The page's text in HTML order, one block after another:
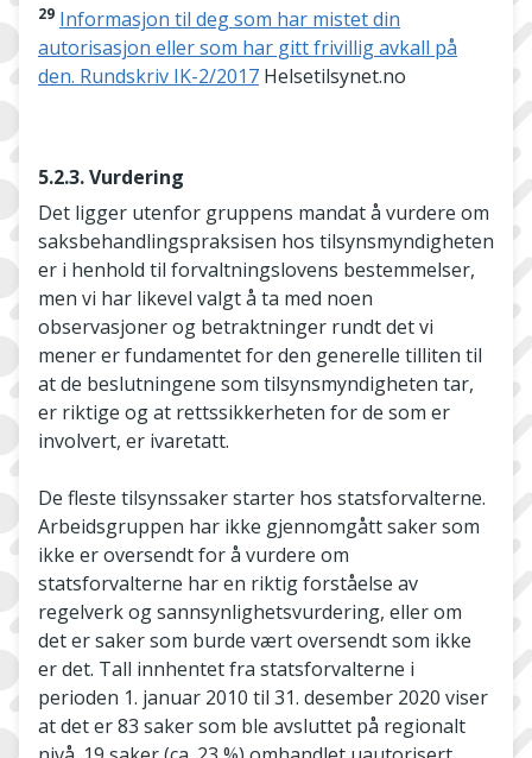
29 Informasjon til deg som har mistet din
autorisasjon eller som har gitt frivillig avkall på
den. Rundskriv IK-2/2017 Helsetilsynet.no
5.2.3. Vurdering
Det ligger utenfor gruppens mandat å vurdere om
saksbehandlingspraksisen hos tilsynsmyndigheten
er i henhold til forvaltningslovens bestemmelser,
men vi har likevel valgt å ta med noen
observasjoner og betraktninger rundt det vi
mener er fundamentet for den generelle tilliten til
at de beslutningene som tilsynsmyndigheten tar,
er riktige og at rettssikkerheten for de som er
involvert, er ivaretatt.
De fleste tilsynssaker starter hos statsforvalterne.
Arbeidsgruppen har ikke gjennomgått saker som
ikke er oversendt for å vurdere om
statsforvalterne har en riktig forståelse av
regelverk og sannsynlighetsvurdering, eller om
det er saker som burde vært oversendt som ikke
er det. Tall innhentet fra statsforvalterne i
perioden 1. januar 2010 til 31. desember 2020 viser
at det er 83 saker som ble avsluttet på regionalt